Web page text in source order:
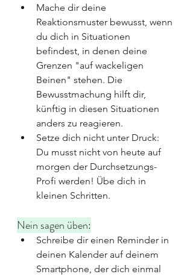
Mache dir deine
Reaktionsmuster bewusst, wenn
du dich in Situationen
befindest, in denen deine
Grenzen "auf wackeligen
Beinen" stehen. Die
Bewusstmachung hilft dir,
künftig in diesen Situationen
anders zu reagieren.
Setze dich nicht unter Druck:
Du musst nicht von heute auf
morgen der Durchsetzungs-
Profi werden! Übe dich in
kleinen Schritten.
Nein sagen üben:
Schreibe dir einen Reminder in
deinen Kalender auf deinem
Smartphone, der dich einmal